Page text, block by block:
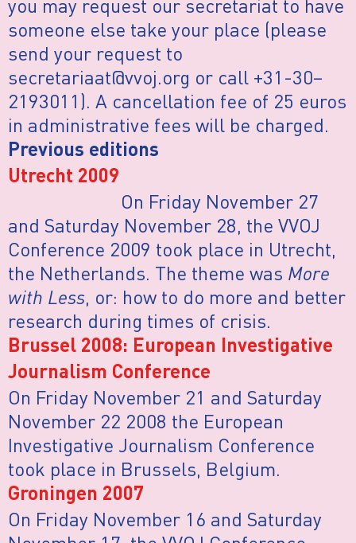
someone else take your place (please
send your request to
secretariaat@vvoj.org or call +31-30–
2193011). A cancellation fee of 25 euros
in administrative fees will be charged.
Previous editions
Utrecht 2009
On Friday November 27
and Saturday November 28, the VVOJ
Conference 2009 took place in Utrecht,
the Netherlands. The theme was More
with Less, or: how to do more and better
research during times of crisis.
Brussel 2008: European Investigative
Journalism Conference
On Friday November 21 and Saturday
November 22 2008 the European
Investigative Journalism Conference
took place in Brussels, Belgium.
Groningen 2007
On Friday November 16 and Saturday